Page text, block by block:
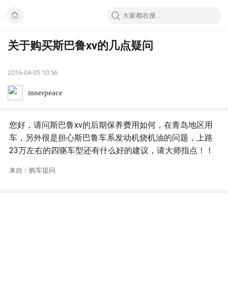
关于购买斯巴鲁xv的几点疑问
2016-04-05 10:56
innerpeace
您好，请问斯巴鲁xv的后期保养费用如何，在青岛地区用
车，另外很是担心斯巴鲁车系发动机烧机油的问题，上路
23万左右的四驱车型还有什么好的建议，请大师指点！！
来自：购车提问